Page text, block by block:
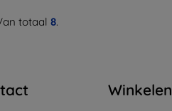
totaal 8.
Winkelen